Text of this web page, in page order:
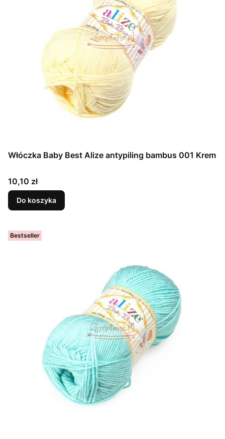
Włóczka Baby Best Alize antypiling bambus 001 Krem
Cena
10,10 zł
Do koszyka
Bestseller